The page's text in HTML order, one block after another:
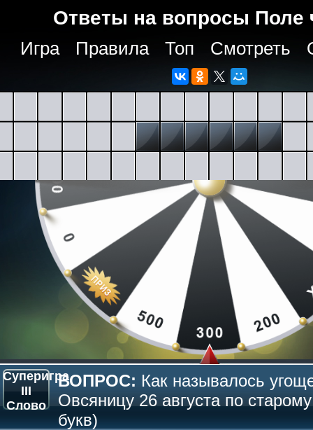
Ответы на вопросы Поле
Игра Правила Топ Смотреть
Суперигра
III
Слово
ВОПРОС: Как называлось
Овсяницу 26 августа по
букв)